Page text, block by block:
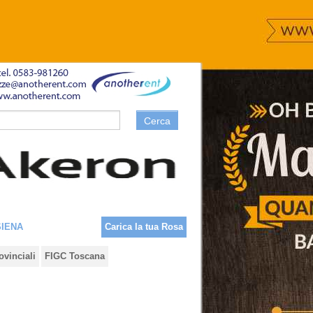
Cerca
Carica la tua Rosa
FIGC Toscana